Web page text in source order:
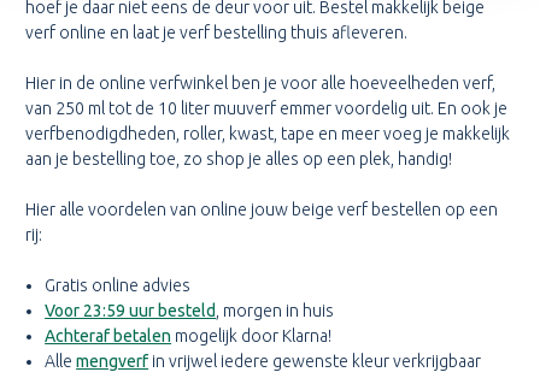
hoef je daar niet eens de deur voor uit. Bestel makkelijk beige
verf online en laat je verf bestelling thuis afleveren.
Hier in de online verfwinkel ben je voor alle hoeveelheden verf,
van 250 ml tot de 10 liter muuverf emmer voordelig uit. En ook je
verfbenodigdheden, roller, kwast, tape en meer voeg je makkelijk
aan je bestelling toe, zo shop je alles op een plek, handig!
Hier alle voordelen van online jouw beige verf bestellen op een
rij:
Gratis online advies
Voor 23:59 uur besteld , morgen in huis
Achteraf betalen mogelijk door Klarna!
Allemengverfin vrijwel iedere gewenste kleur verkrijgbaar